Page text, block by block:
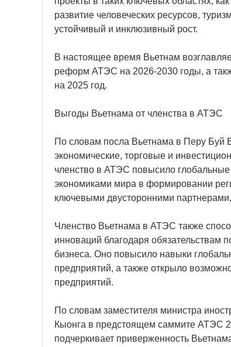
развитие человеческих ресурсов,
устойчивый и инклюзивный рост.
В настоящее время Вьетнам
реформ АТЭС на 2026-2030 годы, а
на 2025 год.
Выгоды Вьетнама от членства в АТЭС
По словам посла Вьетнама в Перу Буй
экономические, торговые и
членство в АТЭС повысило
экономиками мира в формировании
ключевыми двусторонними
Членство Вьетнама в АТЭС также
инноваций благодаря обязательствам
бизнеса. Оно повысило навыки
предприятий, а также открыло
предприятий.
По словам заместителя министра
Кыонга в предстоящем саммите АТЭС
подчеркивает приверженность